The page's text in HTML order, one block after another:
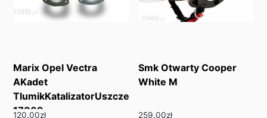
Marix Opel Vectra
AKadet
TlumikKatalizatorUszczelki
17369
120.00zł
Smk Otwarty Cooper
White M
259.00zł